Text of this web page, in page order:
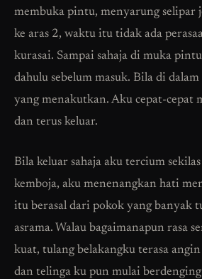
membuka pintu, menyarung selipar
ke aras 2, waktu itu tidak ada
kurasai. Sampai sahaja di muka
dahulu sebelum masuk. Bila di
yang menakutkan. Aku cepat-cepat
dan terus keluar.
Bila keluar sahaja aku tercium
kemboja, aku menenangkan hati
itu berasal dari pokok yang banyak
asrama. Walau bagaimanapun rasa
kuat, tulang belakangku terasa
dan telinga ku pun mulai